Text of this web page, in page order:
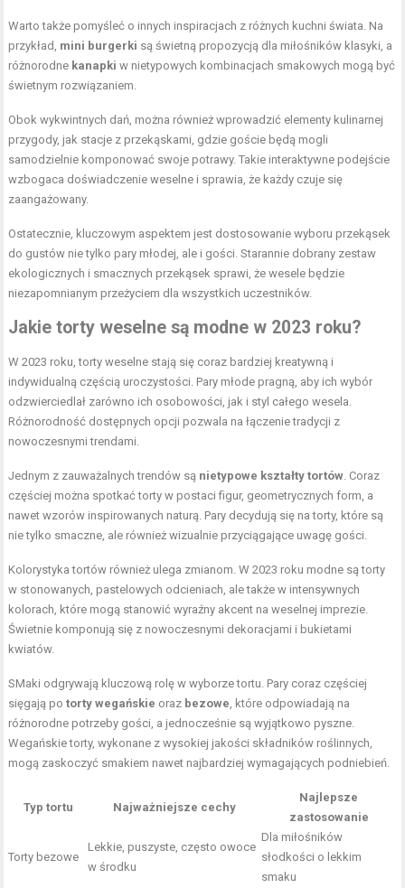
Warto także pomyśleć o innych inspiracjach z różnych kuchni świata. Na
przykład, mini burgerki są świetną propozycją dla miłośników klasyki, a
różnorodne kanapki w nietypowych kombinacjach smakowych mogą być
świetnym rozwiązaniem.
Obok wykwintnych dań, można również wprowadzić elementy kulinarnej
przygody, jak stacje z przekąskami, gdzie goście będą mogli
samodzielnie komponować swoje potrawy. Takie interaktywne podejście
wzbogaca doświadczenie weselne i sprawia, że każdy czuje się
zaangażowany.
Ostatecznie, kluczowym aspektem jest dostosowanie wyboru przekąsek
do gustów nie tylko pary młodej, ale i gości. Starannie dobrany zestaw
ekologicznych i smacznych przekąsek sprawi, że wesele będzie
niezapomnianym przeżyciem dla wszystkich uczestników.
Jakie torty weselne są modne w 2023 roku?
W 2023 roku, torty weselne stają się coraz bardziej kreatywną i
indywidualną częścią uroczystości. Pary młode pragną, aby ich wybór
odzwierciedlał zarówno ich osobowości, jak i styl całego wesela.
Różnorodność dostępnych opcji pozwala na łączenie tradycji z
nowoczesnymi trendami.
Jednym z zauważalnych trendów są nietypowe kształty tortów . Coraz
częściej można spotkać torty w postaci figur, geometrycznych form, a
nawet wzorów inspirowanych naturą. Pary decydują się na torty, które są
nie tylko smaczne, ale również wizualnie przyciągające uwagę gości.
Kolorystyka tortów również ulega zmianom. W 2023 roku modne są torty
w stonowanych, pastelowych odcieniach, ale także w intensywnych
kolorach, które mogą stanowić wyraźny akcent na weselnej imprezie.
Świetnie komponują się z nowoczesnymi dekoracjami i bukietami
kwiatów.
SMaki odgrywają kluczową rolę w wyborze tortu. Pary coraz częściej
sięgają potorty wegańskie oraz bezowe , które odpowiadają na
różnorodne potrzeby gości, a jednocześnie są wyjątkowo pyszne.
Wegańskie torty, wykonane z wysokiej jakości składników roślinnych,
mogą zaskoczyć smakiem nawet najbardziej wymagających podniebień.
Typ tortu Najważniejsze cechy
Najlepsze
zastosowanie
Torty bezowe
Lekkie, puszyste, często owoce
w środku
Dla miłośników
słodkości o lekkim
smaku